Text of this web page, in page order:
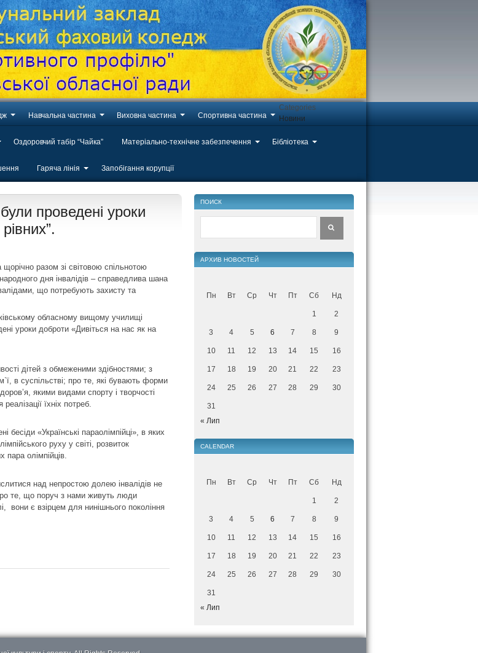
Навчальна частина Виховна частина Спортивна частина
Оздоровчий табір “Чайка” Матеріально-технічне забезпечення Бібліотека
Гаряча лінія Запобігання корупції
Categories
Новини
проведені уроки
разом зі світовою спільнотою
дня інвалідів – справедлива шана
що потребують захисту та
обласному вищому училищі
уроки доброти «Дивіться на нас як на
дітей з обмеженими здібностями; з
в суспільстві; про те, які бувають форми
якими видами спорту і творчості
їхніх потреб.
«Українські параолімпійці», в яких
руху у світі, розвиток
пара олімпійців.
над непростою долею інвалідів не
те, що поруч з нами живуть люди
вони є взірцем для нинішнього покоління
ПОИСК
АРХИВ НОВОСТЕЙ
Пн Вт Ср Чт Пт Сб Нд
1 2
3 4 5 6 7 8 9
10 11 12 13 14 15 16
17 18 19 20 21 22 23
24 25 26 27 28 29 30
31
« Лип
CALENDAR
Пн Вт Ср Чт Пт Сб Нд
1 2
3 4 5 6 7 8 9
10 11 12 13 14 15 16
17 18 19 20 21 22 23
24 25 26 27 28 29 30
31
« Лип